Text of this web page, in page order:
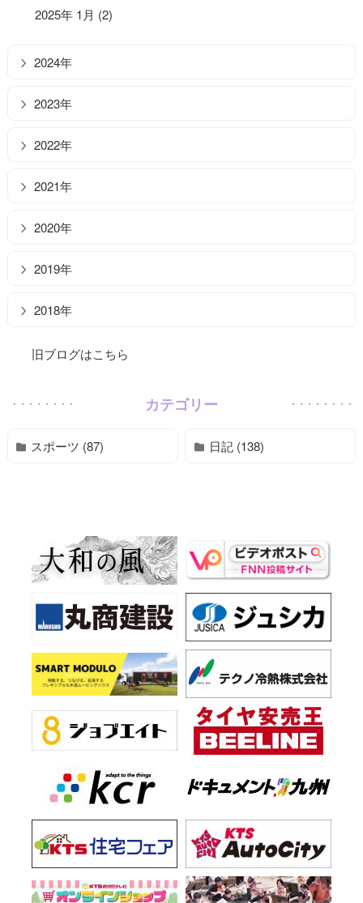
2025年 1月 (2)
2024年
2023年
2022年
2021年
2020年
2019年
2018年
旧ブログはこちら
カテゴリー
スポーツ (87) 日記 (138)